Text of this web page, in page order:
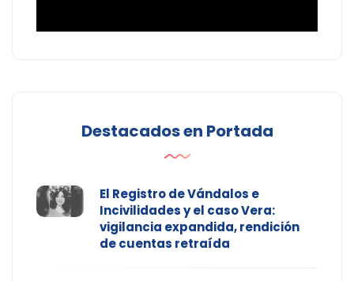
Destacados en Portada
El Registro de Vándalos e
Incivilidades y el caso Vera:
vigilancia expandida, rendición
de cuentas retraída